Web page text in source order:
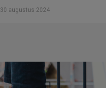
30 augustus 2024